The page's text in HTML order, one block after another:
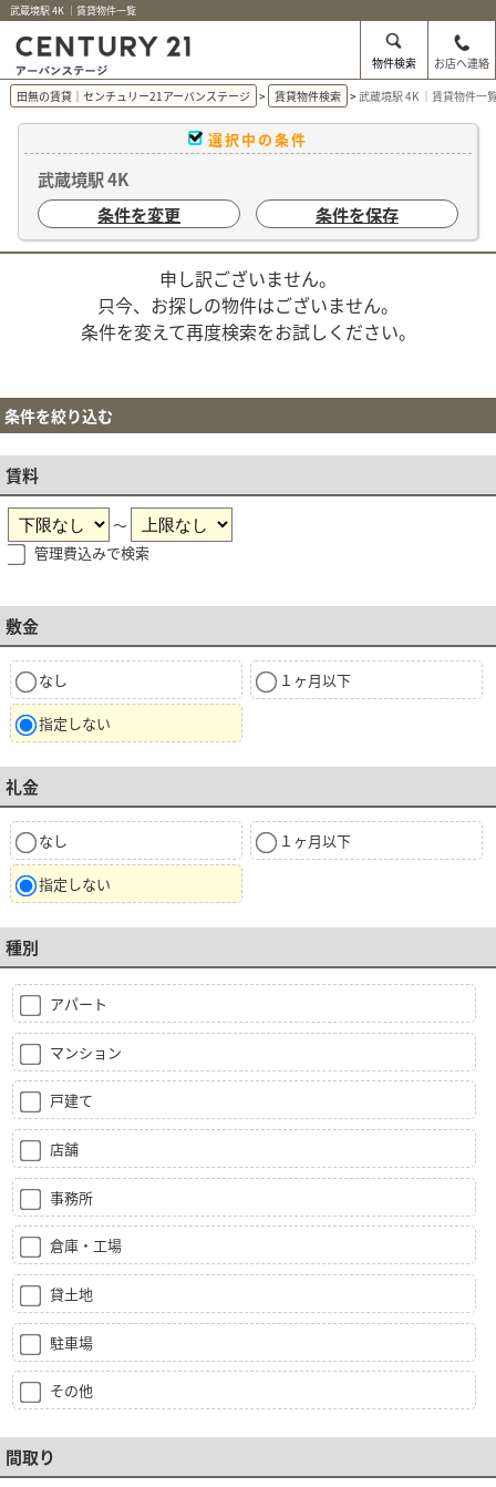
武蔵境駅 4K ｜賃貸物件一覧
物件検索
お店へ連絡
田無の賃貸｜センチュリー21アーバンステージ
賃貸物件検索 武蔵境駅 4K ｜賃貸物件一
選択中の条件
武蔵境駅 4K
条件を変更
条件を保存
申し訳ございません。
只今、お探しの物件はございません。
条件を変えて再度検索をお試しください。
条件を絞り込む
賃料
～
管理費込みで検索
敷金
なし １ヶ月以下
指定しない
礼金
なし １ヶ月以下
指定しない
種別
アパート
マンション
戸建て
店舗
事務所
倉庫・工場
貸土地
駐車場
その他
間取り